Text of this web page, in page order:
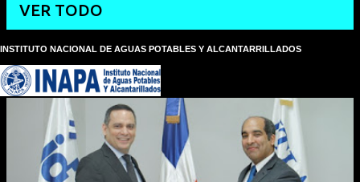
VER TODO
n
t
r
INSTITUTO NACIONAL DE AGUAS POTABLES Y ALCANTARRILLADOS